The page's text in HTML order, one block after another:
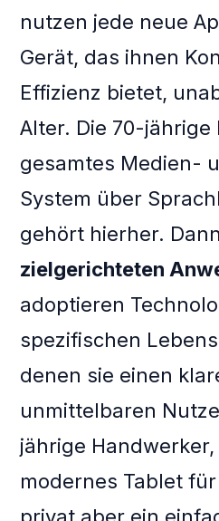
nutzen jede neue
Gerät, das ihnen
Effizienz bietet,
Alter. Die 70-jährige
gesamtes Medien-
System über
gehört hierher.
zielgerichteten
adoptieren
spezifischen
denen sie einen
unmittelbaren
jährige
modernes Tablet